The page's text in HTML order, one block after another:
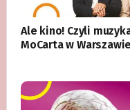
Ale kino! Czyli
MoCarta w Warszawie